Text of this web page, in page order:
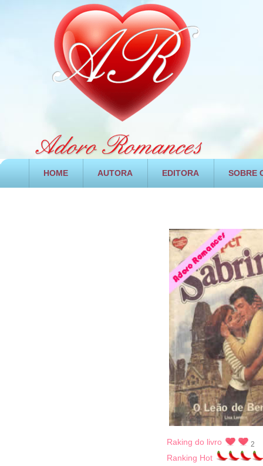
HOME AUTORA EDITORA SOBRE
Raking do livro 2
Ranking Hot